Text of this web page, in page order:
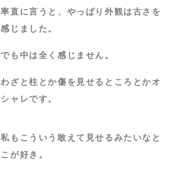
率直に言うと、やっぱり外観は古さを
感じました。
でも中は全く感じません。
わざと柱とか傷を見せるところとかオ
シャレです。
私もこういう敢えて見せるみたいなと
こが好き。